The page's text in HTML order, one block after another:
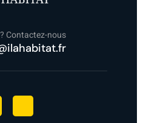
Contactez-nous
J
i